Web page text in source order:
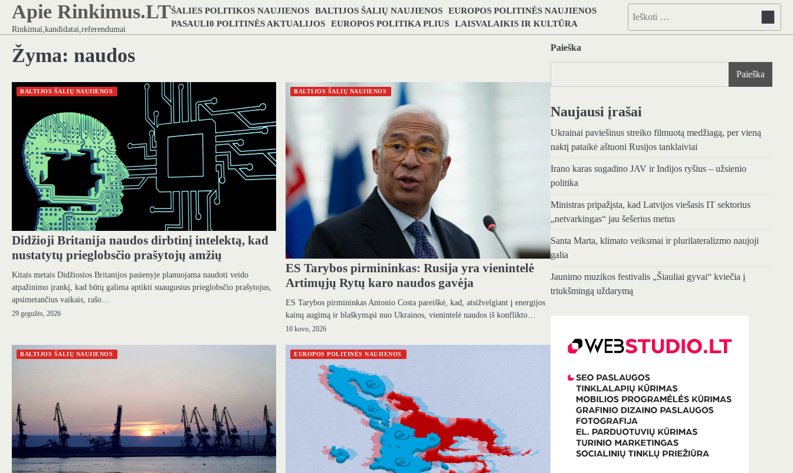
Skip
content
Apie Rinkimus.LT
Rinkimai,kandidatai,referendumai
ŠALIES POLITIKOS NAUJIENOS BALTIJOS ŠALIŲ NAUJIENOS EUROPOS POLITINĖS NAUJIENOS
PASAULI0 POLITINĖS AKTUALIJOS EUROPOS POLITIKA PLIUS LAISVALAIKIS IR KULTŪRA
Ieškoti:
Žyma: naudos
BALTIJOS ŠALIŲ NAUJIENOS
Didžioji Britanija naudos dirbtinį intelektą, kad
nustatytų prieglobsčio prašytojų amžių
Kitais metais Didžiosios Britanijos pasienyje planuojama naudoti veido
atpažinimo įrankį, kad būtų galima aptikti suaugusius prieglobsčio prašytojus,
apsimetančius vaikais, rašo…
29 gegužės, 2026
BALTIJOS ŠALIŲ NAUJIENOS
ES Tarybos pirmininkas: Rusija yra vienintelė
Artimųjų Rytų karo naudos gavėja
ES Tarybos pirmininkas Antonio Costa pareiškė, kad, atsižvelgiant į energijos
kainų augimą ir blaškymąsi nuo Ukrainos, vienintelė naudos iš konflikto…
10 kovo, 2026
BALTIJOS ŠALIŲ NAUJIENOS EUROPOS POLITINĖS NAUJIENOS
Paieška
Paieška
Naujausi įrašai
Ukrainai paviešinus streiko filmuotą medžiagą, per vieną
naktį pataikė aštuoni Rusijos tanklaiviai
Irano karas sugadino JAV ir Indijos ryšius – užsienio
politika
Ministras pripažįsta, kad Latvijos viešasis IT sektorius
„netvarkingas“ jau šešerius metus
Santa Marta, klimato veiksmai ir plurilateralizmo naujoji
galia
Jaunimo muzikos festivalis „Šiauliai gyvai“ kviečia į
triukšmingą uždarymą